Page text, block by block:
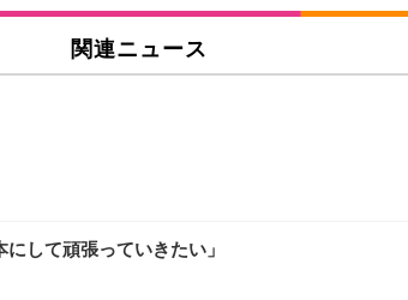
関連ニュース
して頑張っていきたい」